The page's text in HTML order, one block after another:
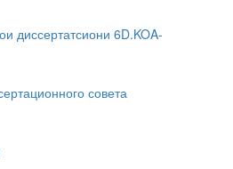
диссертатсиони 6D.KOA-
совета